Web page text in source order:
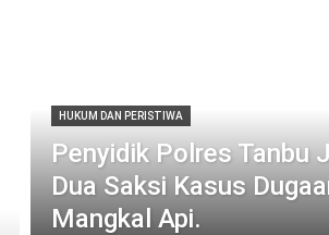
HUKUM DAN PERISTIWA
Penyidik Polres Tanbu
Dua Saksi Kasus
Mangkal Api.